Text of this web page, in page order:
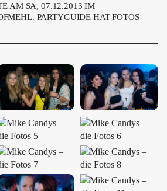
AM SA, 07.12.2013 IM
PARTYGUIDE HAT FOTOS